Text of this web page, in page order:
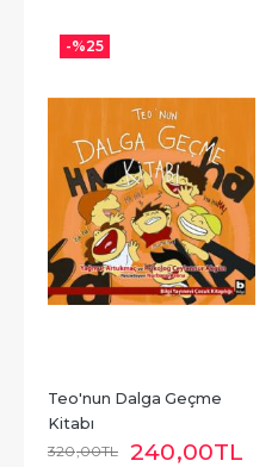
-%25
Teo'nun Dalga Geçme
Kitabı
320,00TL 240,00TL